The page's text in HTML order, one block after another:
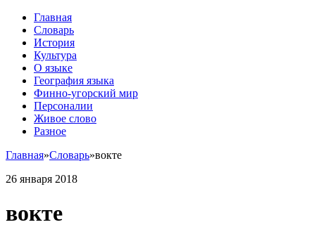
Главная
Словарь
История
Культура
О языке
География языка
Финно-угорский мир
Персоналии
Живое слово
Разное
Главная»Словарь»вокте
26 января 2018
вокте